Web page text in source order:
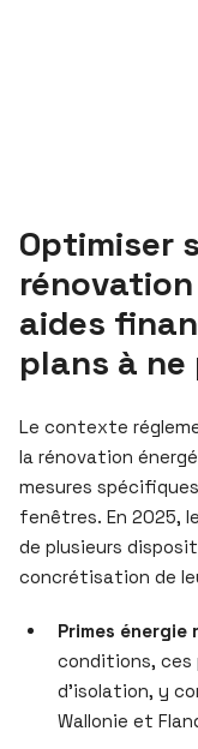
Optimiser
aides
plans à
Le contexte
la rénovation
mesures
fenêtres. En 2025,
de plusieurs
concrétisation de
Primes énergie
conditions, ces
d’isolation, y
Wallonie et